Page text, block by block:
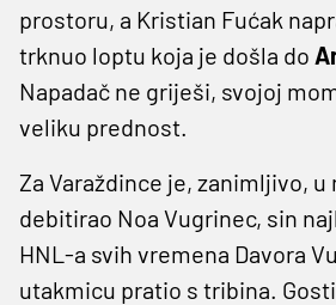
prostoru, a Kristian Fućak
trknuo loptu koja je došla do
Napadač ne griješi, svojoj
veliku prednost.
Za Varaždince je, zanimljivo, u
debitirao Noa Vugrinec, sin
HNL-a svih vremena Davora
utakmicu pratio s tribina.